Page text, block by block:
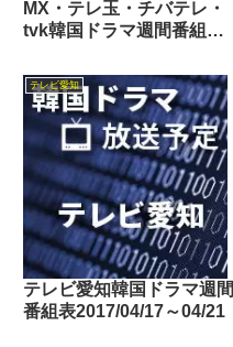
MX・テレ玉・チバテレ・
tvk韓国ドラマ週間番組表
テレビ愛知
テレビ愛知韓国ドラマ週間
番組表2017/04/17～04/21